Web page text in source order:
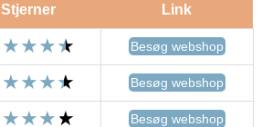
Stjerner Link
Besøg webshop
Besøg webshop
Besøg webshop